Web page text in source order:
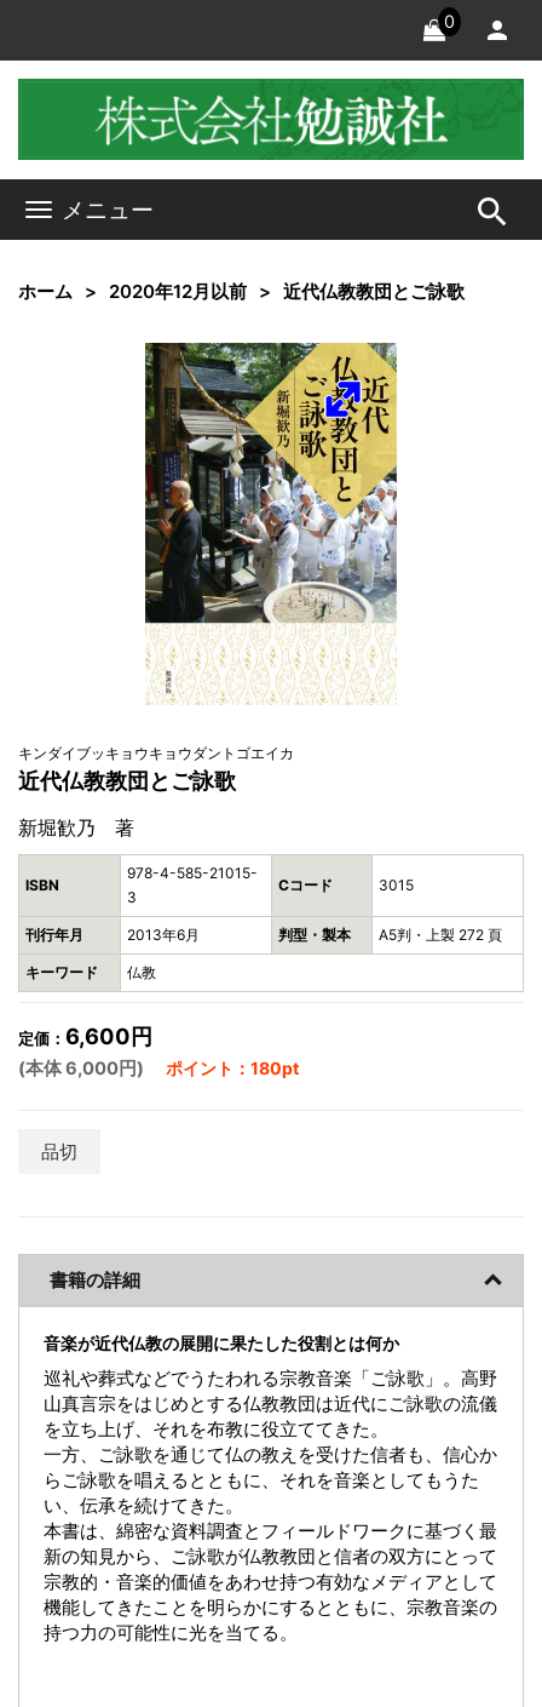
0
メニュー search
ホーム 2020年12月以前 近代仏教教団とご詠歌
キンダイブッキョウキョウダントゴエイカ
近代仏教教団とご詠歌
新堀歓乃 著
ISBN
978-4-585-21015-
3
Cコード 3015
刊行年月 2013年6月 判型・製本 A5判・上製 272 頁
キーワード 仏教
定価： 6,600円
(本体 6,000円) ポイント：180pt
品切
書籍の詳細
音楽が近代仏教の展開に果たした役割とは何か
巡礼や葬式などでうたわれる宗教音楽「ご詠歌」。高野
山真言宗をはじめとする仏教教団は近代にご詠歌の流儀
を立ち上げ、それを布教に役立ててきた。
一方、ご詠歌を通じて仏の教えを受けた信者も、信心か
らご詠歌を唱えるとともに、それを音楽としてもうた
い、伝承を続けてきた。
本書は、綿密な資料調査とフィールドワークに基づく最
新の知見から、ご詠歌が仏教教団と信者の双方にとって
宗教的・音楽的価値をあわせ持つ有効なメディアとして
機能してきたことを明らかにするとともに、宗教音楽の
持つ力の可能性に光を当てる。